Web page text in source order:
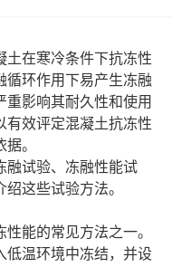
土在寒冷条件下抗冻性
循环作用下易产生冻融
影响其耐久性和使用
有效评定混凝土抗冻性
。
融试验、冻融性能试
这些试验方法。
能的常见方法之一。
低温环境中冻结，并设